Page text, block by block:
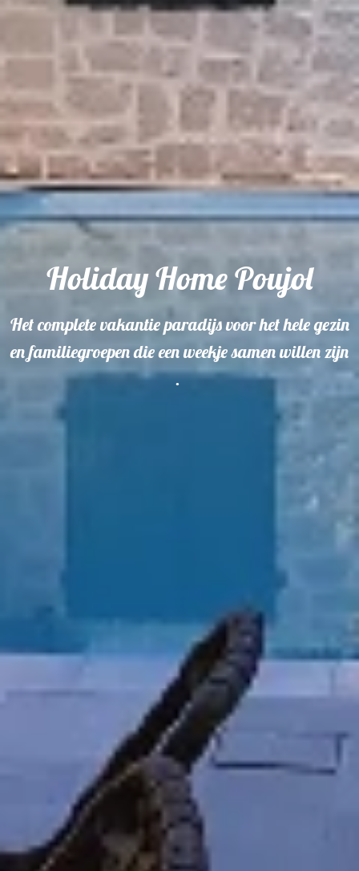
Holiday Home Poujol
Het complete vakantie paradijs voor het hele gezin
en familiegroepen die een weekje samen willen zijn
.